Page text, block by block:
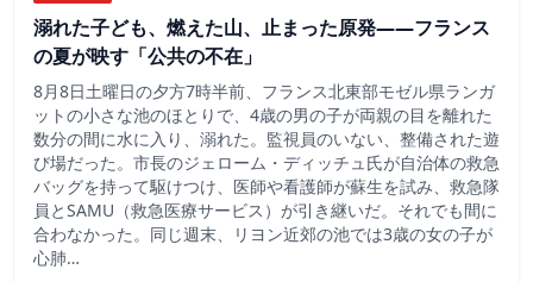
溺れた子ども、燃えた山、止まった原発——フランス
の夏が映す「公共の不在」
8月8日土曜日の夕方7時半前、フランス北東部モゼル県ランガ
ットの小さな池のほとりで、4歳の男の子が両親の目を離れた
数分の間に水に入り、溺れた。監視員のいない、整備された遊
び場だった。市長のジェローム・ディッチュ氏が自治体の救急
バッグを持って駆けつけ、医師や看護師が蘇生を試み、救急隊
員とSAMU（救急医療サービス）が引き継いだ。それでも間に
合わなかった。同じ週末、リヨン近郊の池では3歳の女の子が
心肺…